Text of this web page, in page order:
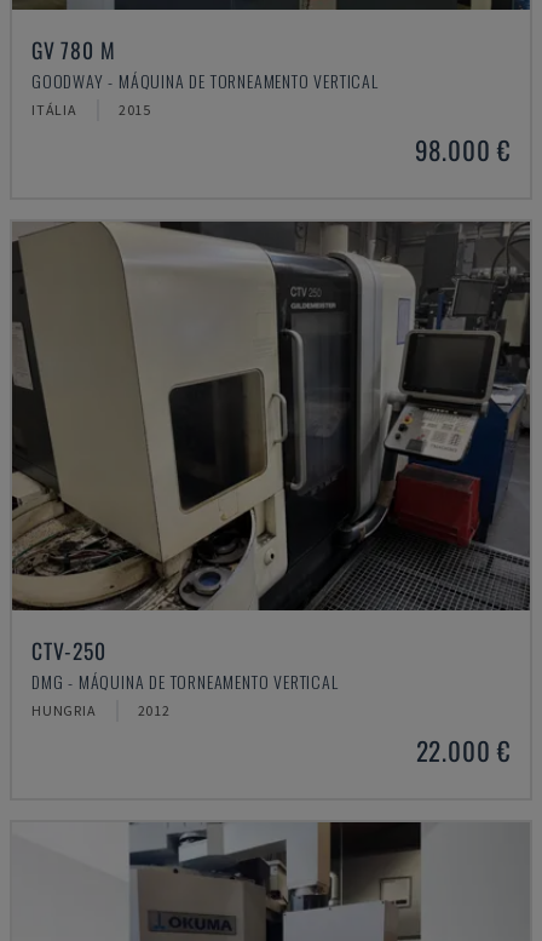
GV 780 M
GOODWAY - MÁQUINA DE TORNEAMENTO VERTICAL
ITÁLIA 2015
98.000 €
CTV-250
DMG - MÁQUINA DE TORNEAMENTO VERTICAL
HUNGRIA 2012
22.000 €